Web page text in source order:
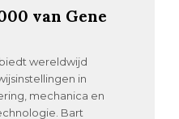
van Gene
wereldwijd
in
mechanica en
Bart